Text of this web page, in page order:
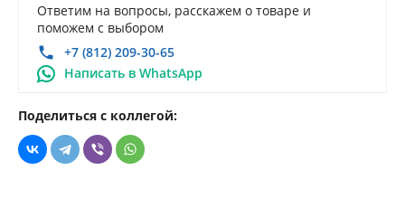
Ответим на вопросы, расскажем о товаре и
поможем с выбором
+7 (812) 209-30-65
Написать в WhatsApp
Поделиться с коллегой: